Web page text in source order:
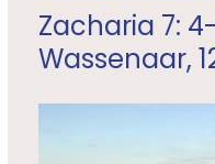
Zacharia 7:
Wassenaar,